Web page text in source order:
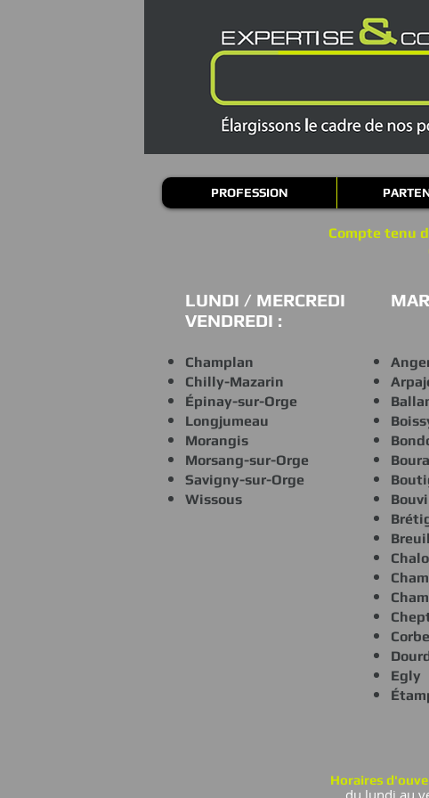
PROFESSION
Compte tenu
LUNDI / MERCREDI
VENDREDI :
Champlan
Chilly-Mazarin
Épinay-sur-Orge
Longjumeau
Morangis
Morsang-sur-Orge
Savigny-sur-Orge
Wissous
Egly
Horaires
du lundi au